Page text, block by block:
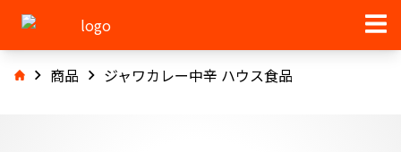
商品 ジャワカレー中辛 ハウス食品